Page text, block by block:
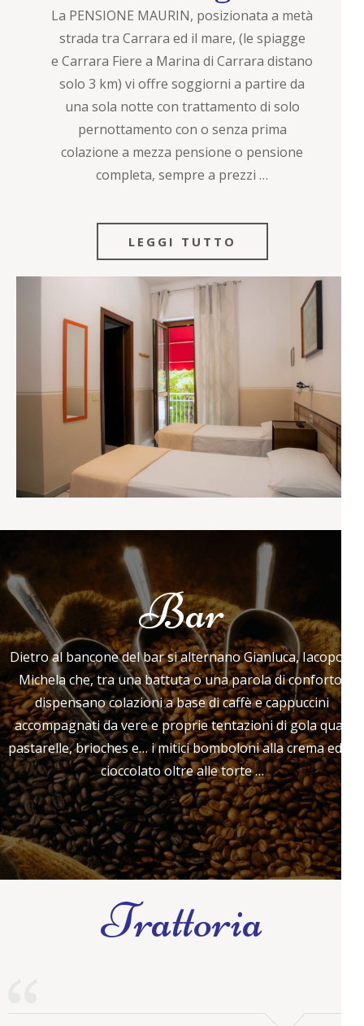
La PENSIONE MAURIN, posizionata a metà
strada tra Carrara ed il mare, (le spiagge
e Carrara Fiere a Marina di Carrara distano
solo 3 km) vi offre soggiorni a partire da
una sola notte con trattamento di solo
pernottamento con o senza prima
colazione a mezza pensione o pensione
completa, sempre a prezzi …
LEGGI TUTTO
Bar
Dietro al bancone del bar si alternano Gianluca, Iacopo e
Michela che, tra una battuta o una parola di conforto,
dispensano colazioni a base di caffè e cappuccini
accompagnati da vere e proprie tentazioni di gola quali
pastarelle, brioches e… i mitici bomboloni alla crema ed al
cioccolato oltre alle torte …
Trattoria